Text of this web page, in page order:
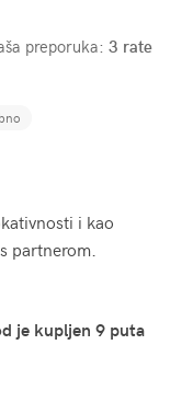
preporuka: 3 rate
i kao
partnerom.
je kupljen 9 puta